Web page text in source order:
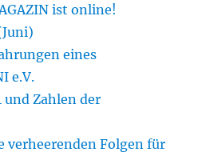
ist online!
eines
e.V.
Zahlen der
verheerenden Folgen für